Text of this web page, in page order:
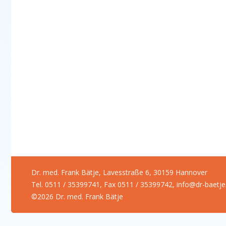
Dr. med. Frank Bätje, Lavesstraße 6, 30159 Hannover
Tel. 0511 / 35399741, Fax 0511 / 35399742, info@dr-
©2026 Dr. med. Frank Bätje